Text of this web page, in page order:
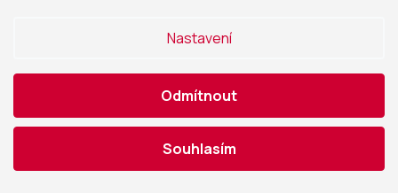
Nastavení
Odmítnout
Souhlasím
Ravak čtvrtkruhový sprchový kout snížený Blix
11 514,05 Kč bez DPH
Detail